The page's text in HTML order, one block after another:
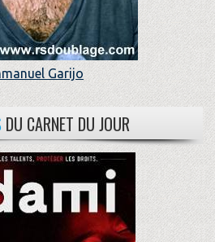
Garijo
DU CARNET DU JOUR